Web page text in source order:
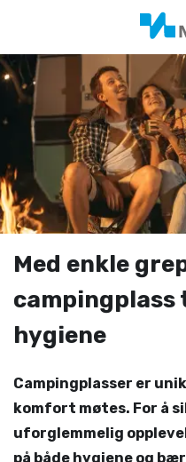
Med enkle
campingplass
hygiene
Campingplasser er
komfort møtes. For å
uforglemmelig
på både hygiene og